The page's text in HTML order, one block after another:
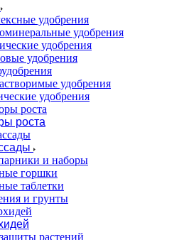
удобрения
удобрения
удобрения
удобрения
удобрения
удобрения
роста
и наборы
горшки
таблетки
и грунты